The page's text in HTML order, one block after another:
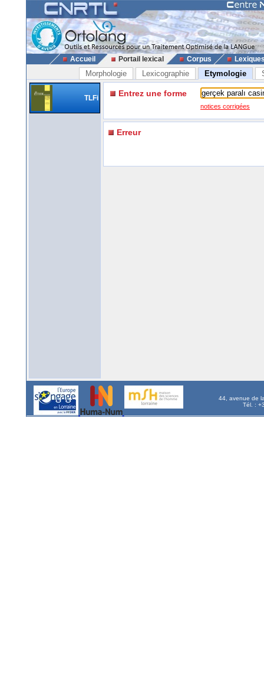
Accueil Portail lexical Corpus
Morphologie Lexicographie Etymologie
TLFi Entrez une forme
notices corrigées
Erreur
44, avenue de
Tél. :